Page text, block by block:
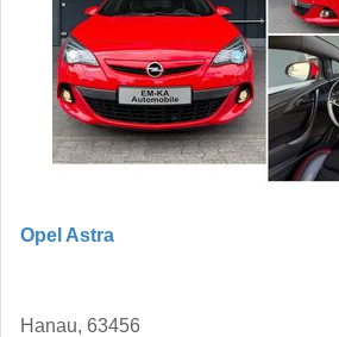
Opel Astra
Hanau, 63456